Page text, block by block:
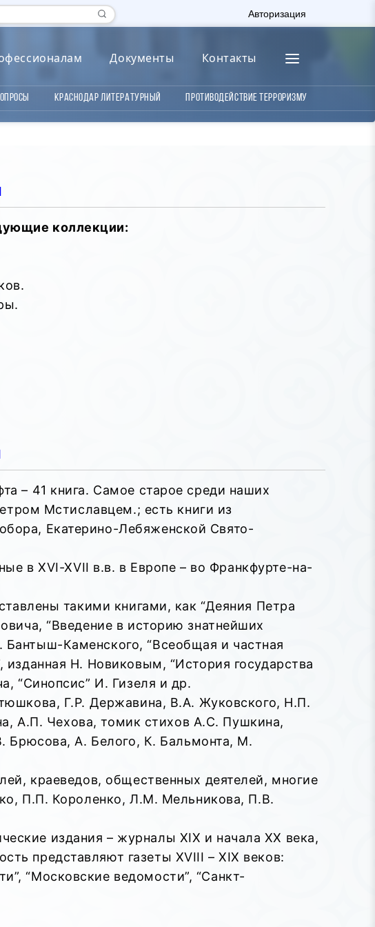
Авторизация
Документы Контакты
Краснодар литературный Противодействие терроризму
коллекции:
– 41 книга. Самое старое среди наших
Мстиславцем.; есть книги из
Екатерино-Лебяженской Свято-
в XVI-XVII в.в. в Европе – во Франкфурте-на-
такими книгами, как “Деяния Петра
“Введение в историю знатнейших
Каменского, “Всеобщая и частная
изданная Н. Новиковым, “История государства
“Синопсис” И. Гизеля и др.
Г.Р. Державина, В.А. Жуковского, Н.П.
А.П. Чехова, томик стихов А.С. Пушкина,
Брюсова, А. Белого, К. Бальмонта, М.
краеведов, общественных деятелей, многие
П.П. Короленко, Л.М. Мельникова, П.В.
издания – журналы XIX и начала XX века,
представляют газеты XVIII – XIX веков:
“Московские ведомости”, “Санкт-